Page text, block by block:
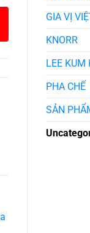
GIA VỊ
KNORR
LEE KUM
PHA CHẾ
SẢN